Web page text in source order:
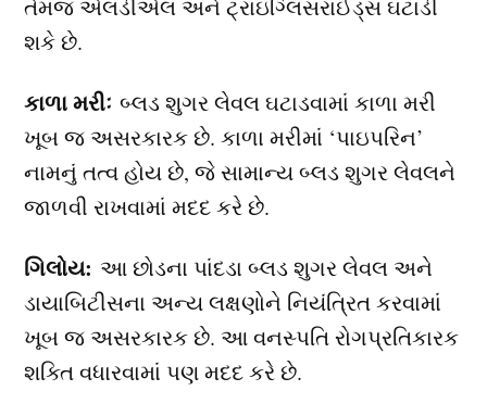
તેમજ એલડીએલ અને ટ્રાઇગ્લિસરાઈડ્સ ઘટાડી
શકે છે.
કાળા મરીઃ બ્લડ શુગર લેવલ ઘટાડવામાં કાળા મરી
ખૂબ જ અસરકારક છે. કાળા મરીમાં ‘પાઇપરિન’
નામનું તત્વ હોય છે, જે સામાન્ય બ્લડ શુગર લેવલને
જાળવી રાખવામાં મદદ કરે છે.
ગિલોય: આ છોડના પાંદડા બ્લડ શુગર લેવલ અને
ડાયાબિટીસના અન્ય લક્ષણોને નિયંત્રિત કરવામાં
ખૂબ જ અસરકારક છે. આ વનસ્પતિ રોગપ્રતિકારક
શક્તિ વધારવામાં પણ મદદ કરે છે.